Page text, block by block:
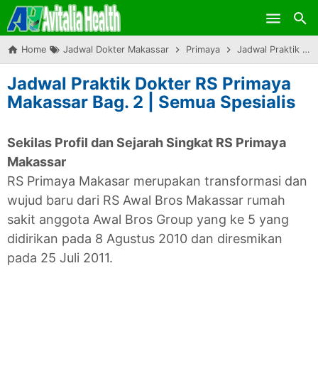
Skip to main content
Home Jadwal Dokter Makassar Primaya Jadwal Praktik Dokter RS Primaya Makassar Bag. 2 | Semua Spesialis
Jadwal Praktik Dokter RS Primaya
Makassar Bag. 2 | Semua Spesialis
Sekilas Profil dan Sejarah Singkat RS Primaya
Makassar
RS Primaya Makasar merupakan transformasi dan
wujud baru dari RS Awal Bros Makassar rumah
sakit anggota Awal Bros Group yang ke 5 yang
didirikan pada 8 Agustus 2010 dan diresmikan
pada 25 Juli 2011.